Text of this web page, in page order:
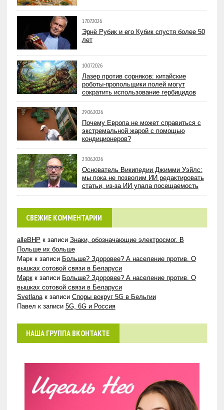
17.07.2026
Эрнё Рубик и его Кубик спустя более 50
лет
10.07.2026
Лазер против сорняков: китайские
роботы-пропольщики полей могут
сократить использование гербицидов
29.06.2026
Почему Европа не может справиться с
экстремальной жарой с помощью
кондиционеров?
23.06.2026
Основатель Википедии Джимми Уэйлс:
мы пока не позволим ИИ редактировать
статьи, из-за ИИ упала посещаемость
СВЕЖИЕ КОММЕНТАРИИ
alleBHP к записи Знаки, обозначающие электросмог. В
Польше их больше
Маркк записи Больше? Здоровее? А население против. О
вышках сотовой связи в Беларуси
Маркк записи Больше? Здоровее? А население против. О
вышках сотовой связи в Беларуси
Svetlanaк записи Споры вокруг 5G в Бельгии
Павел к записи 5G, 6G и Россия
НАША ГРУППА ВКОНТАКТЕ